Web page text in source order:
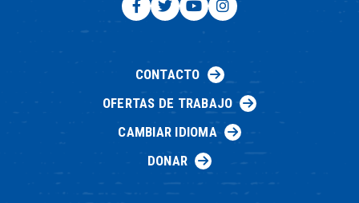
CONTACTO
OFERTAS DE TRABAJO
CAMBIAR IDIOMA
DONAR